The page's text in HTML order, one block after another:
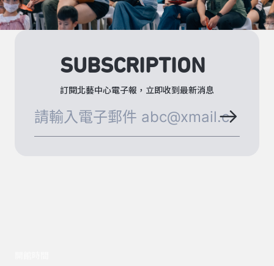
SUBSCRIPTION
訂閱北藝中心電子報，立即收到最新消息